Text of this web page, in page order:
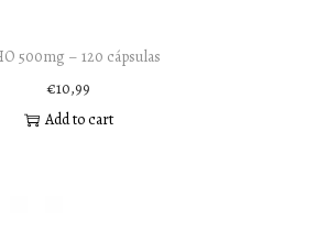
500mg – 120 cápsulas
€10,99
Add to cart